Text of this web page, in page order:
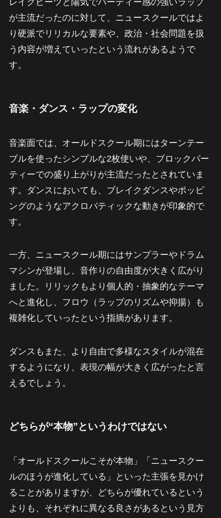
レイクビーツと陽気でパーティー感の強いラップ
が主流だったのに対して、ニュースクールではよ
り硬派でリリカルな要素や、政治・社会問題を扱
う内容が増えていったという流れがあるようで
す。
音楽・ダンス・ラップの変化
音楽面では、オールドスクール期にはターンテー
ブルを使ったシンプルな2枚使いや、ブロックパー
ティーでの盛り上がりが主流だったとされていま
す。ダンスにおいても、ブレイクダンスやポッピ
ングのようなアクロバティックな動きが印象的で
す。
一方、ニュースクール期にはサンプラーやドラム
マシンが登場し、音作りの自由度が大きく広がり
ました。リリックもより個人的・抽象的なテーマ
へと進化し、フロウ（ラップのリズムや抑揚）も
複雑化していったという指摘があります。
ダンスもまた、より自由で多様なスタイルが混在
するようになり、表現の幅が大きく広がったと言
えるでしょう。
どちらが“本物”というわけではない
「オールドスクールこそが本物」「ニュースクー
ルのほうが進化している」といった主張を見かけ
ることがありますが、どちらが優れているという
よりも、それぞれに異なる良さがあるという見方